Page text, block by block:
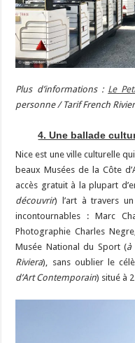
Plus d’informations : Le
personne / Tarif French
4. Une ballade
Nice est une ville culturelle
beaux Musées de la Côte
accès gratuit à la plupart
découvrir) l’art à travers
incontournables : Marc
Photographie Charles
Musée National du Sport (à
Riviera), sans oublier le
d’Art Contemporain) situé à